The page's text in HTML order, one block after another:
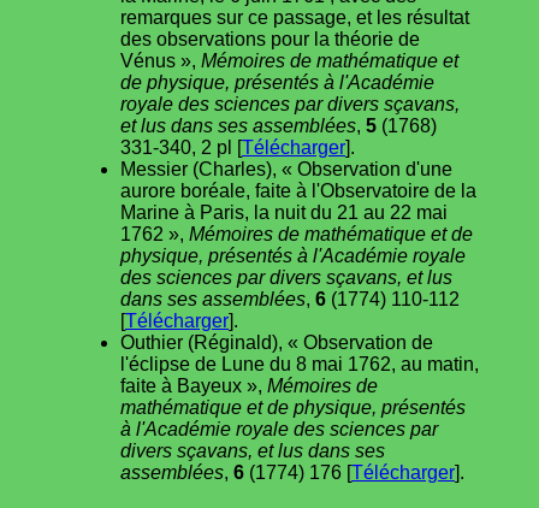
remarques sur ce passage, et les résultat
des observations pour la théorie de
Vénus », Mémoires de mathématique et
de physique, présentés à l'Académie
royale des sciences par divers sçavans,
et lus dans ses assemblées, 5 (1768)
331-340, 2 pl [Télécharger].
Messier (Charles), « Observation d'une
aurore boréale, faite à l'Observatoire de la
Marine à Paris, la nuit du 21 au 22 mai
1762 », Mémoires de mathématique et de
physique, présentés à l'Académie royale
des sciences par divers sçavans, et lus
dans ses assemblées, 6 (1774) 110-112
[Télécharger].
Outhier (Réginald), « Observation de
l'éclipse de Lune du 8 mai 1762, au matin,
faite à Bayeux », Mémoires de
mathématique et de physique, présentés
à l'Académie royale des sciences par
divers sçavans, et lus dans ses
assemblées, 6 (1774) 176 [Télécharger].